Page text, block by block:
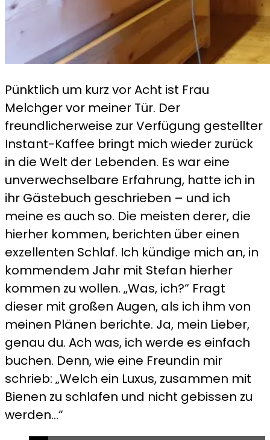
Pünktlich um kurz vor Acht ist Frau
Melchger vor meiner Tür. Der
freundlicherweise zur Verfügung gestellter
Instant-Kaffee bringt mich wieder zurück
in die Welt der Lebenden. Es war eine
unverwechselbare Erfahrung, hatte ich in
ihr Gästebuch geschrieben – und ich
meine es auch so. Die meisten derer, die
hierher kommen, berichten über einen
exzellenten Schlaf. Ich kündige mich an, in
kommendem Jahr mit Stefan hierher
kommen zu wollen. „Was, ich?“ Fragt
dieser mit großen Augen, als ich ihm von
meinen Plänen berichte. Ja, mein Lieber,
genau du. Ach was, ich werde es einfach
buchen. Denn, wie eine Freundin mir
schrieb: „Welch ein Luxus, zusammen mit
Bienen zu schlafen und nicht gebissen zu
werden…“